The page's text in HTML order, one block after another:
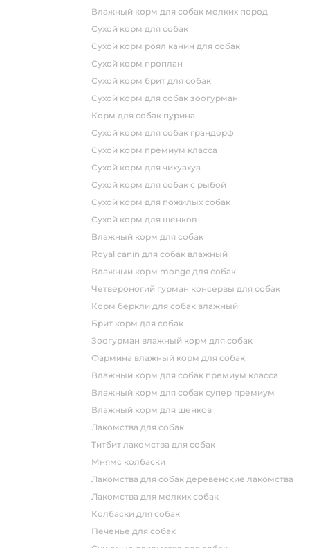
влажный корм для собак мелких пород
сухой корм для собак
сухой корм роял канин для собак
сухой корм проплан
сухой корм брит для собак
сухой корм для собак зоогурман
корм для собак пурина
сухой корм для собак грандорф
сухой корм премиум класса
сухой корм для чихуахуа
сухой корм для собак с рыбой
сухой корм для пожилых собак
сухой корм для щенков
влажный корм для собак
royal canin для собак влажный
влажный корм monge для собак
четвероногий гурман консервы для собак
корм беркли для собак влажный
брит корм для собак
зоогурман влажный корм для собак
фармина влажный корм для собак
влажный корм для собак премиум класса
влажный корм для собак супер премиум
влажный корм для щенков
лакомства для собак
титбит лакомства для собак
мнямс колбаски
лакомства для собак деревенские лакомства
лакомства для мелких собак
колбаски для собак
печенье для собак